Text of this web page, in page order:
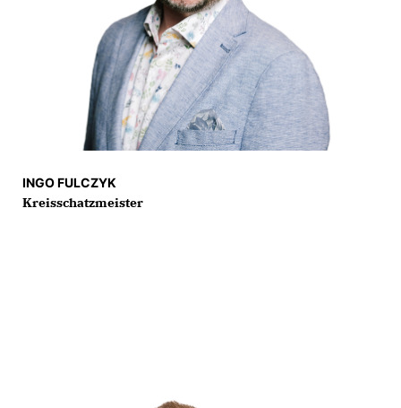
INGO FULCZYK
Kreisschatzmeister